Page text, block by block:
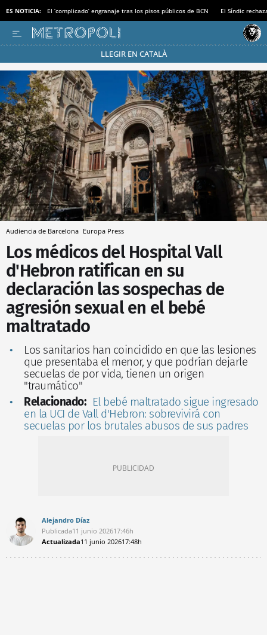
ES NOTICIA: El ‘complicado’ engranaje tras los pisos públicos de BCN El Síndic
LLEGIR EN CATALÀ
Pásate al MODO AHORRO
Audiencia de Barcelona Europa Press
Los médicos del Hospital Vall
d'Hebron ratifican en su
declaración las sospechas de
agresión sexual en el bebé
maltratado
Los sanitarios han coincidido en que las lesiones
que presentaba el menor, y que podrían dejarle
secuelas de por vida, tienen un origen
"traumático"
Relacionado: El bebé maltratado sigue ingresado
en la UCI de Vall d'Hebron: sobrevivirá con
secuelas por los brutales abusos de sus padres
Alejandro Díaz
Publicada11 junio 202617:46h
Actualizada11 junio 202617:48h